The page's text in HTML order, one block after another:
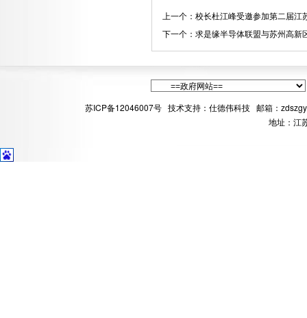
上一个： 校长杜江峰受邀参加第二届江
下一个： 求是缘半导体联盟与苏州高新
苏ICP备12046007号技术支持： 仕德伟科技 邮箱：
地址：江